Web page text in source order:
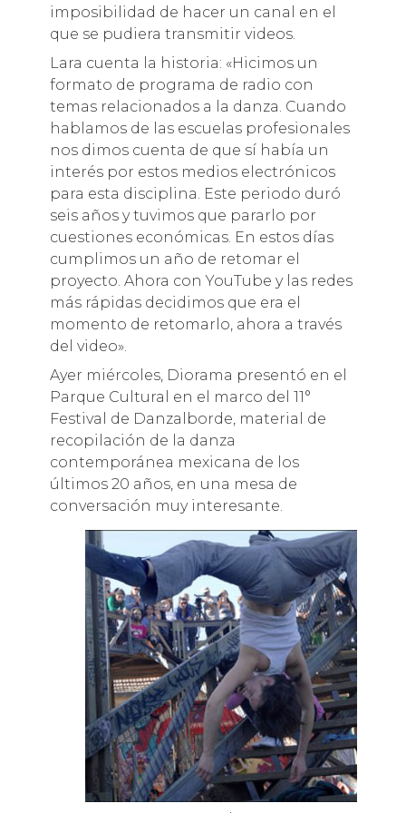
imposibilidad de hacer un canal en el
que se pudiera transmitir videos.
Lara cuenta la historia: «Hicimos un
formato de programa de radio con
temas relacionados a la danza. Cuando
hablamos de las escuelas profesionales
nos dimos cuenta de que sí había un
interés por estos medios electrónicos
para esta disciplina. Este periodo duró
seis años y tuvimos que pararlo por
cuestiones económicas. En estos días
cumplimos un año de retomar el
proyecto. Ahora con YouTube y las redes
más rápidas decidimos que era el
momento de retomarlo, ahora a través
del video».
Ayer miércoles, Diorama presentó en el
Parque Cultural en el marco del 11°
Festival de Danzalborde, material de
recopilación de la danza
contemporánea mexicana de los
últimos 20 años, en una mesa de
conversación muy interesante.